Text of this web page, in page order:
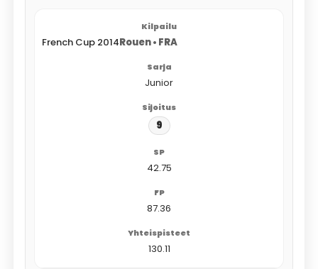
French Cup 2014Rouen • FRA
Junior
9
42.75
87.36
130.11